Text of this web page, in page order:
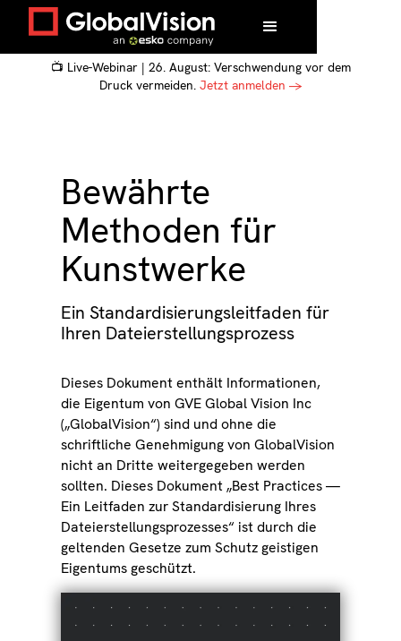
📺 Live-Webinar | 26. August: Verschwendung vor dem
Druck vermeiden. Jetzt anmelden →
Bewährte
Methoden für
Kunstwerke
Ein Standardisierungsleitfaden für
Ihren Dateierstellungsprozess
Dieses Dokument enthält Informationen,
die Eigentum von GVE Global Vision Inc
(„GlobalVision“) sind und ohne die
schriftliche Genehmigung von GlobalVision
nicht an Dritte weitergegeben werden
sollten. Dieses Dokument „Best Practices —
Ein Leitfaden zur Standardisierung Ihres
Dateierstellungsprozesses“ ist durch die
geltenden Gesetze zum Schutz geistigen
Eigentums geschützt.